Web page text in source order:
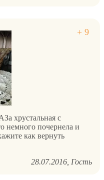
хрустальная с
немного почернела и
как вернуть
28.07.2016 Гость